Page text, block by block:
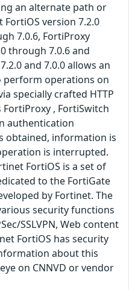
an alternate path or
FortiOS version 7.2.0
7.0.6, FortiProxy
through 7.0.6 and
and 7.0.0 allows an
operations on
specially crafted HTTP
, FortiSwitch
authentication
obtained, information is
is interrupted.
FortiOS is a set of
to the FortiGate
by Fortinet. The
security functions
SSLVPN, Web content
FortiOS has security
about this
on CNNVD or vendor